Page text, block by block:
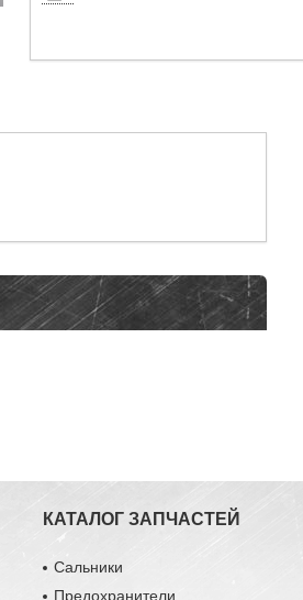
КАТАЛОГ ЗАПЧАСТЕЙ
Сальники
Предохранители